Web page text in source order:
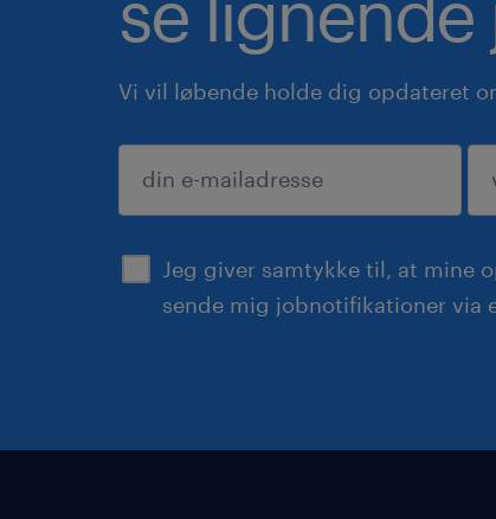
Vi vil løbende holde dig opdateret
Jeg giver samtykke til, at mine
sende mig jobnotifikationer via
indsend